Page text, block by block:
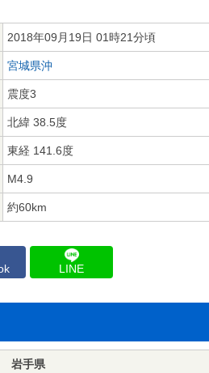
2018年09月19日 01時21分頃
宮城県沖
震度3
北緯 38.5度
東経 141.6度
M4.9
約60km
LINE
岩手県